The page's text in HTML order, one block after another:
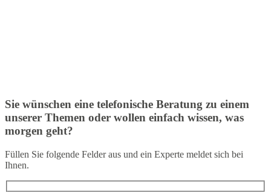
Sie wünschen eine telefonische Beratung zu einem
unserer Themen oder wollen einfach wissen, was
morgen geht?
Füllen Sie folgende Felder aus und ein Experte meldet sich bei
Ihnen.